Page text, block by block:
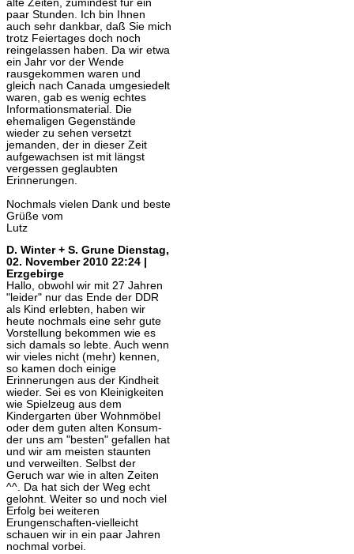
alte Zeiten, zumindest für ein
paar Stunden. Ich bin Ihnen
auch sehr dankbar, daß Sie mich
trotz Feiertages doch noch
reingelassen haben. Da wir etwa
ein Jahr vor der Wende
rausgekommen waren und
gleich nach Canada umgesiedelt
waren, gab es wenig echtes
Informationsmaterial. Die
ehemaligen Gegenstände
wieder zu sehen versetzt
jemanden, der in dieser Zeit
aufgewachsen ist mit längst
vergessen geglaubten
Erinnerungen.
Nochmals vielen Dank und beste
Grüße vom
Lutz
D. Winter + S. Grune Dienstag,
02. November 2010 22:24 |
Erzgebirge
Hallo, obwohl wir mit 27 Jahren
"leider" nur das Ende der DDR
als Kind erlebten, haben wir
heute nochmals eine sehr gute
Vorstellung bekommen wie es
sich damals so lebte. Auch wenn
wir vieles nicht (mehr) kennen,
so kamen doch einige
Erinnerungen aus der Kindheit
wieder. Sei es von Kleinigkeiten
wie Spielzeug aus dem
Kindergarten über Wohnmöbel
oder dem guten alten Konsum-
der uns am "besten" gefallen hat
und wir am meisten staunten
und verweilten. Selbst der
Geruch war wie in alten Zeiten
^^. Da hat sich der Weg echt
gelohnt. Weiter so und noch viel
Erfolg bei weiteren
Erungenschaften-vielleicht
schauen wir in ein paar Jahren
nochmal vorbei.